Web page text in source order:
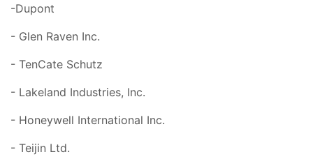
-Dupont
- Glen Raven Inc.
- TenCate Schutz
- Lakeland Industries, Inc.
- Honeywell International Inc.
- Teijin Ltd.